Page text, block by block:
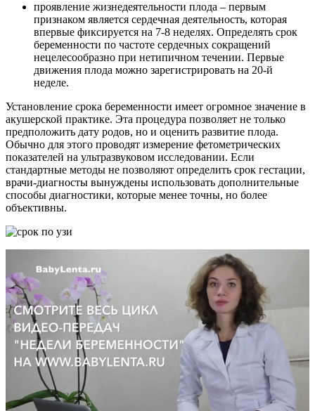
проявление жизнедеятельности плода – первым
признаком является сердечная деятельность, которая
впервые фиксируется на 7-8 неделях. Определять срок
беременности по частоте сердечных сокращений
нецелесообразно при нетипичном течении. Первые
движения плода можно зарегистрировать на 20-й
неделе.
Установление срока беременности имеет огромное значение в
акушерской практике. Эта процедура позволяет не только
предположить дату родов, но и оценить развитие плода.
Обычно для этого проводят измерение фетометрических
показателей на ультразвуковом исследовании. Если
стандартные методы не позволяют определить срок гестации,
врачи-диагносты вынуждены использовать дополнительные
способы диагностики, которые менее точны, но более
объективны.